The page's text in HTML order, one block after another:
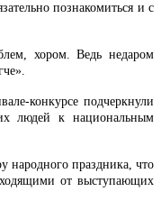
познакомиться и с
хором. Ведь недаром
конкурсе подчеркнули
людей к национальным
народного праздника, что
от выступающих